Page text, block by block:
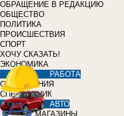
ОБРАЩЕНИЕ В РЕДАКЦИЮ
ОБЩЕСТВО
ПОЛИТИКА
ПРОИСШЕСТВИЯ
СПОРТ
ХОЧУ СКАЗАТЬ!
ЭКОНОМИКА
РАБОТА
ОБЪЯВЛЕНИЯ
СПРАВОЧНИК
АВТО
МАГАЗИНЫ